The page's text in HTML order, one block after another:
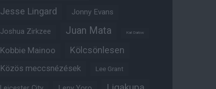
Jesse Lingard Jonny Evans
Joshua Zirkzee Juan Mata Karl Darlow
Kobbie Mainoo Kölcsönlesen
Közös meccsnézések Lee Grant